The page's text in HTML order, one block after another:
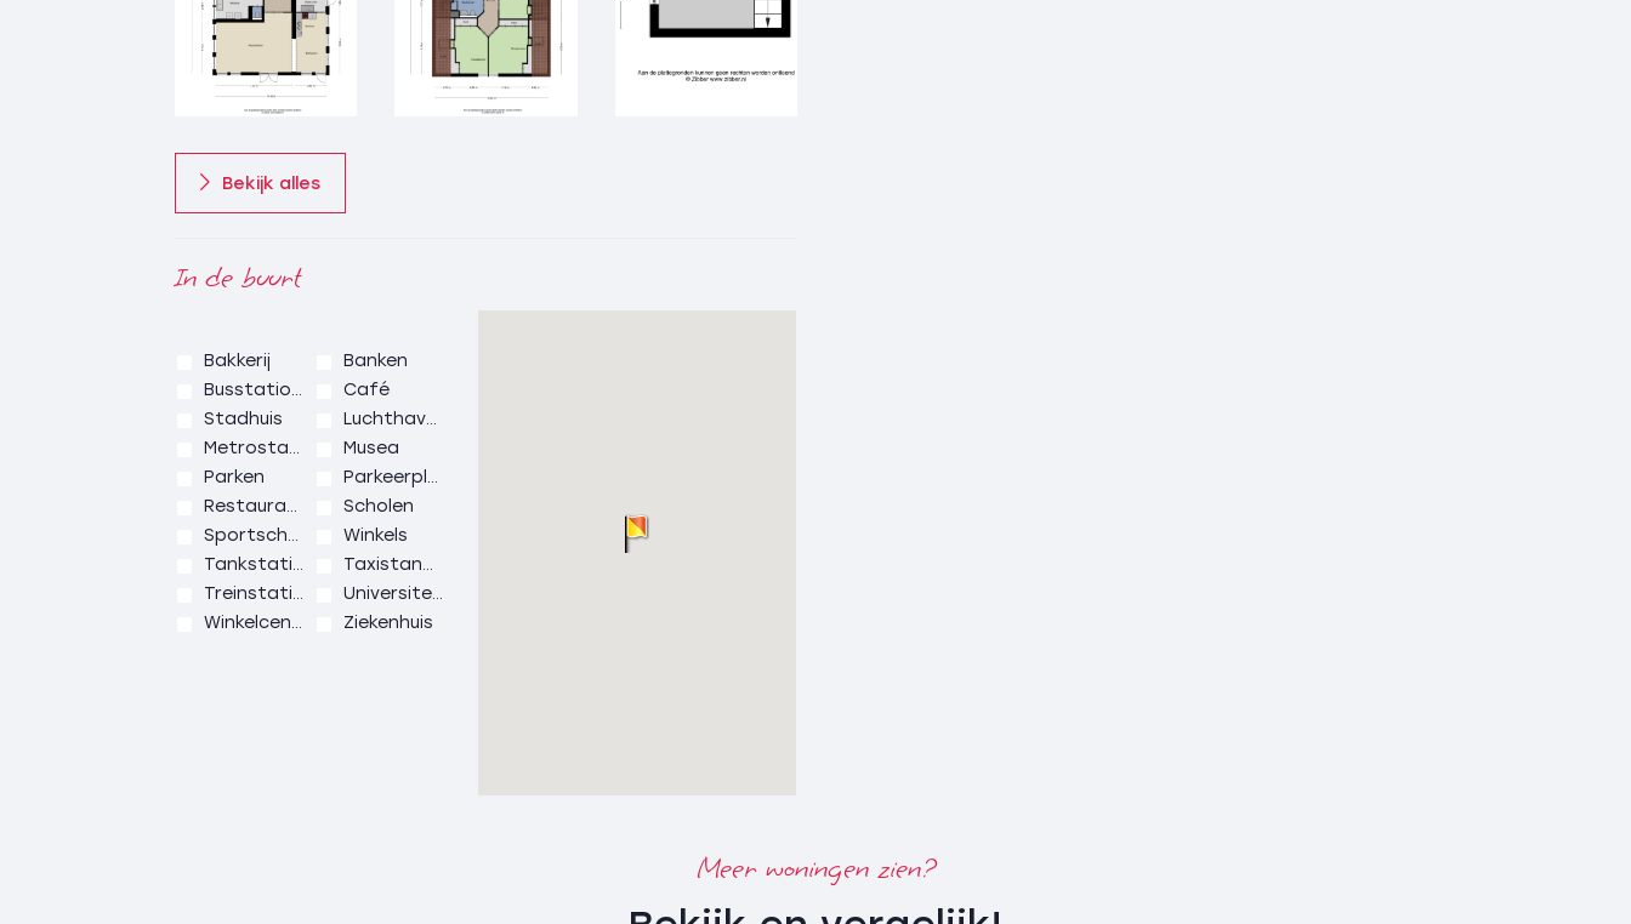
afsluitbare tussendeur/doorloop naar voorhuis, wandtoilet met
fontein en douchemogelijkheid, woonkamer met tuindeuren annex
half open woon-eetkeuken voorzien van inductie kooktoestel,
afzuigkap, combi-oven, koelkast en vaatwasser, bijkeuken met
1e verdieping: Overloop, berging met witgoedaansluitingen en cv
opstelling, slaapkamer (1) met vaste kast, slaapkamer (2) met vaste
whirlpool ligbad, designradiator, wastafelmeubel en wandtoilet.
2e verdieping: Royale zeer ruime zolderberging, afgewerkt en
Omschrijving en indeling opstallen/bedrijfsruimten
Zomerhuis
Het voormalige bakhuisje van 1956 is omgebouwd tot een geïsoleerd
cv-verwarmd zomerhuis dat ideaal is voor gastenverblijf of aparte
thuiswerkplek.
Begane grond: Entree, woonkamer met open keuken voorzien van
pantry, slaapkamer (1), badkamer met douche en toilet.
Afmeting circa 38 m²
Het tuinhuis/serre, is in 2010 gebouwd van Western red ceder hout in
Bekijk alles
In de buurt
Bakkerij
Banken
Busstations
Café
Stadhuis
Luchthaven
Metrostation
Musea
Parken
Parkeerplaats
Restaurant
Scholen
Sportschool
Winkels
Tankstations
Taxistandplaats
Treinstation
Universiteit
Winkelcentrum
Ziekenhuis
Meer woningen zien?